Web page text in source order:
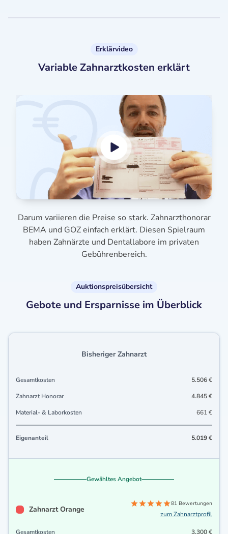
Erklärvideo
Variable Zahnarztkosten erklärt
Darum variieren die Preise so stark. Zahnarzthonorar
BEMA und GOZ einfach erklärt. Diesen Spielraum
haben Zahnärzte und Dentallabore im privaten
Gebührenbereich.
Auktionspreisübersicht
Gebote und Ersparnisse im Überblick
Bisheriger Zahnarzt
Gesamtkosten
5.506 €
Zahnarzt Honorar
4.845 €
Material- & Laborkosten
661 €
Eigenanteil 5.019 €
Gewähltes Angebot
Zahnarzt Orange
81 Bewertungen
zum Zahnarztprofil
Gesamtkosten 3.300 €